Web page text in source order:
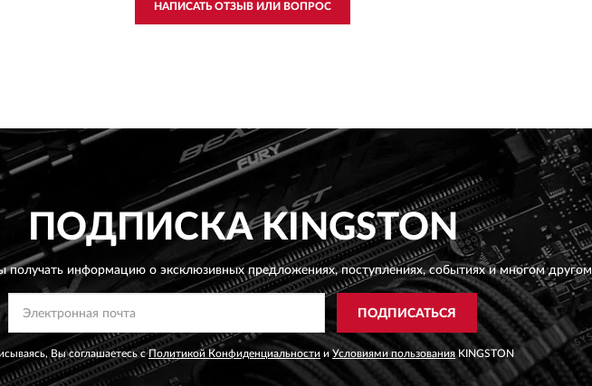
НАПИСАТЬ ОТЗЫВ ИЛИ ВОПРОС
ПОДПИСКАKINGSTON
получать информацию о эксклюзивных предложениях,поступлениях, событиях и многом другом
ПОДПИСАТЬСЯ
Вы соглашаетесь сПолитикой Конфиденциальности иУсловиями пользованияKINGSTON